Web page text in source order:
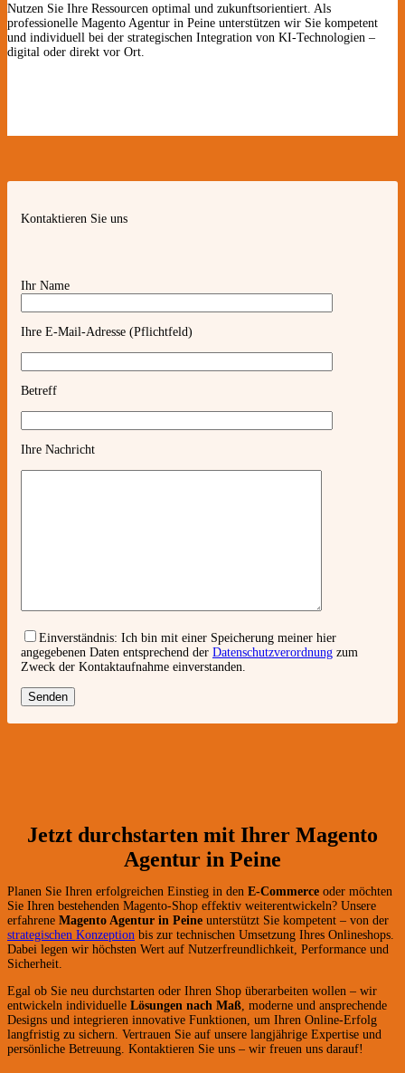
Nutzen Sie Ihre Ressourcen optimal und zukunftsorientiert. Als
professionelle Magento Agentur in Peine unterstützen wir Sie kompetent
und individuell bei der strategischen Integration von KI-Technologien –
digital oder direkt vor Ort.
Kontaktieren Sie uns
Ihr Name
Ihre E-Mail-Adresse (Pflichtfeld)
Betreff
Ihre Nachricht
Einverständnis: Ich bin mit einer Speicherung meiner hier
angegebenen Daten entsprechend der Datenschutzverordnung zum
Zweck der Kontaktaufnahme einverstanden.
Jetzt durchstarten mit Ihrer Magento
Agentur in Peine
Planen Sie Ihren erfolgreichen Einstieg in den E-Commerce oder möchten
Sie Ihren bestehenden Magento-Shop effektiv weiterentwickeln? Unsere
erfahrene Magento Agentur in Peine unterstützt Sie kompetent – von der
strategischen Konzeption bis zur technischen Umsetzung Ihres Onlineshops.
Dabei legen wir höchsten Wert auf Nutzerfreundlichkeit, Performance und
Sicherheit.
Egal ob Sie neu durchstarten oder Ihren Shop überarbeiten wollen – wir
entwickeln individuelle Lösungen nach Maß , moderne und ansprechende
Designs und integrieren innovative Funktionen, um Ihren Online-Erfolg
langfristig zu sichern. Vertrauen Sie auf unsere langjährige Expertise und
persönliche Betreuung. Kontaktieren Sie uns – wir freuen uns darauf!